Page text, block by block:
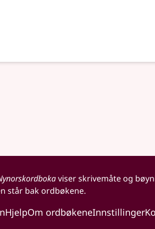
viser skrivemåte og
står bak ordbøkene.
HjelpOm ordbøkeneInnstillinger